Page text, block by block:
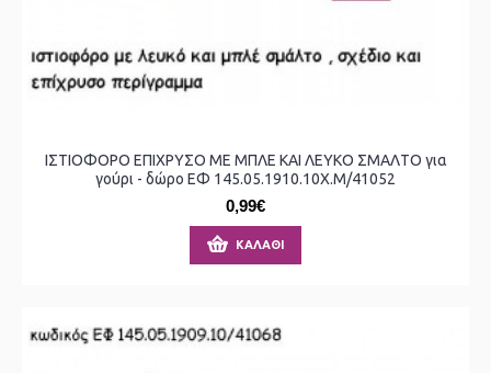
ΙΣΤΙΟΦΟΡΟ ΕΠΙΧΡΥΣΟ ΜΕ ΜΠΛΕ ΚΑΙ ΛΕΥΚΟ ΣΜΑΛΤΟ για
γούρι - δώρο ΕΦ 145.05.1910.10Χ.Μ/41052
0,99€
ΚΑΛΆΘΙ